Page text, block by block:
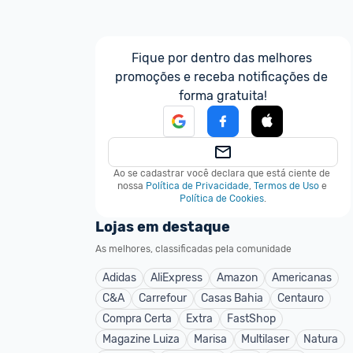
Fique por dentro das melhores
promoções e receba notificações de
forma gratuita!
Ao se cadastrar você declara que está ciente de
nossa Política de Privacidade, Termos de Uso e
Política de Cookies.
Lojas em destaque
As melhores, classificadas pela comunidade
Adidas AliExpress Amazon
Americanas
C&A
Carrefour Casas Bahia
Centauro
Compra Certa
Extra
FastShop
Magazine Luiza
Marisa Multilaser
Natura